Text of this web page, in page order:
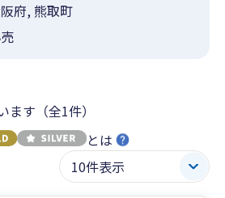
府, 熊取町
ます（全1件）
とは